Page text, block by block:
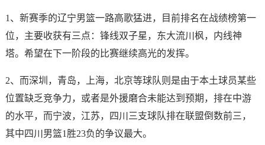
1、新赛季的辽宁男篮一路高歌猛进，目前排名在战绩榜第一
位，主要收获有三点：锋线双子星，东大流川枫，内线神
塔。希望在下一阶段的比赛继续高光的发挥。
2、而深圳，青岛，上海，北京等球队则是由于本土球员某些
位置缺乏竞争力，或者是外援磨合未能达到预期，排在中游
的水平，而宁波，江苏，四川三支球队排在联盟倒数前三，
其中四川男篮1胜23负的争议最大。